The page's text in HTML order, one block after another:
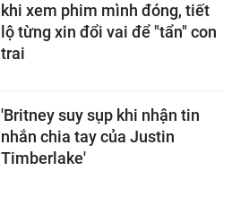
khi xem phim mình đóng, tiết
lộ từng xin đổi vai để "tẩn" con
trai
'Britney suy sụp khi nhận tin
nhắn chia tay của Justin
Timberlake'